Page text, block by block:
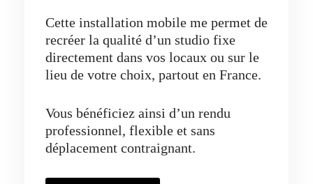
Cette installation mobile me permet de
recréer la qualité d’un studio fixe
directement dans vos locaux ou sur le
lieu de votre choix, partout en France.
Vous bénéficiez ainsi d’un rendu
professionnel, flexible et sans
déplacement contraignant.